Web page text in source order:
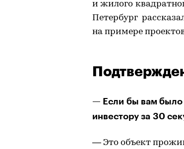
и жилого
Петербург
на примере
— Если бы вам было
инвестору за 30
— Это объект